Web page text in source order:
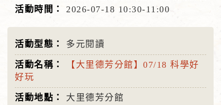
2026-07-18 10:30-11:00
多元閱讀
【大里德芳分館】07/18 科學好
好玩
大里德芳分館